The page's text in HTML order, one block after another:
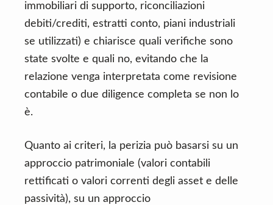
immobiliari di supporto, riconciliazioni
debiti/crediti, estratti conto, piani industriali
se utilizzati) e chiarisce quali verifiche sono
state svolte e quali no, evitando che la
relazione venga interpretata come revisione
contabile o due diligence completa se non lo
è.
Quanto ai criteri, la perizia può basarsi su un
approccio patrimoniale (valori contabili
rettificati o valori correnti degli asset e delle
passività), su un approccio